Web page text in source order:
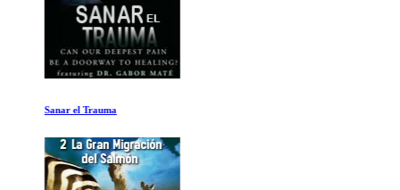
Sanar el Trauma